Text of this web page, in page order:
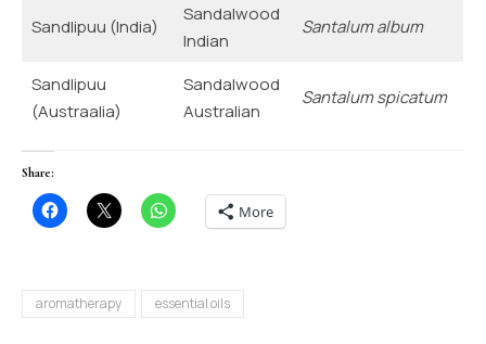
Sandlipuu (India)
Sandalwood
Indian
Santalum album
Sandlipuu
(Austraalia)
Sandalwood
Australian
Santalum spicatum
Share:
More
aromatherapy essential oils